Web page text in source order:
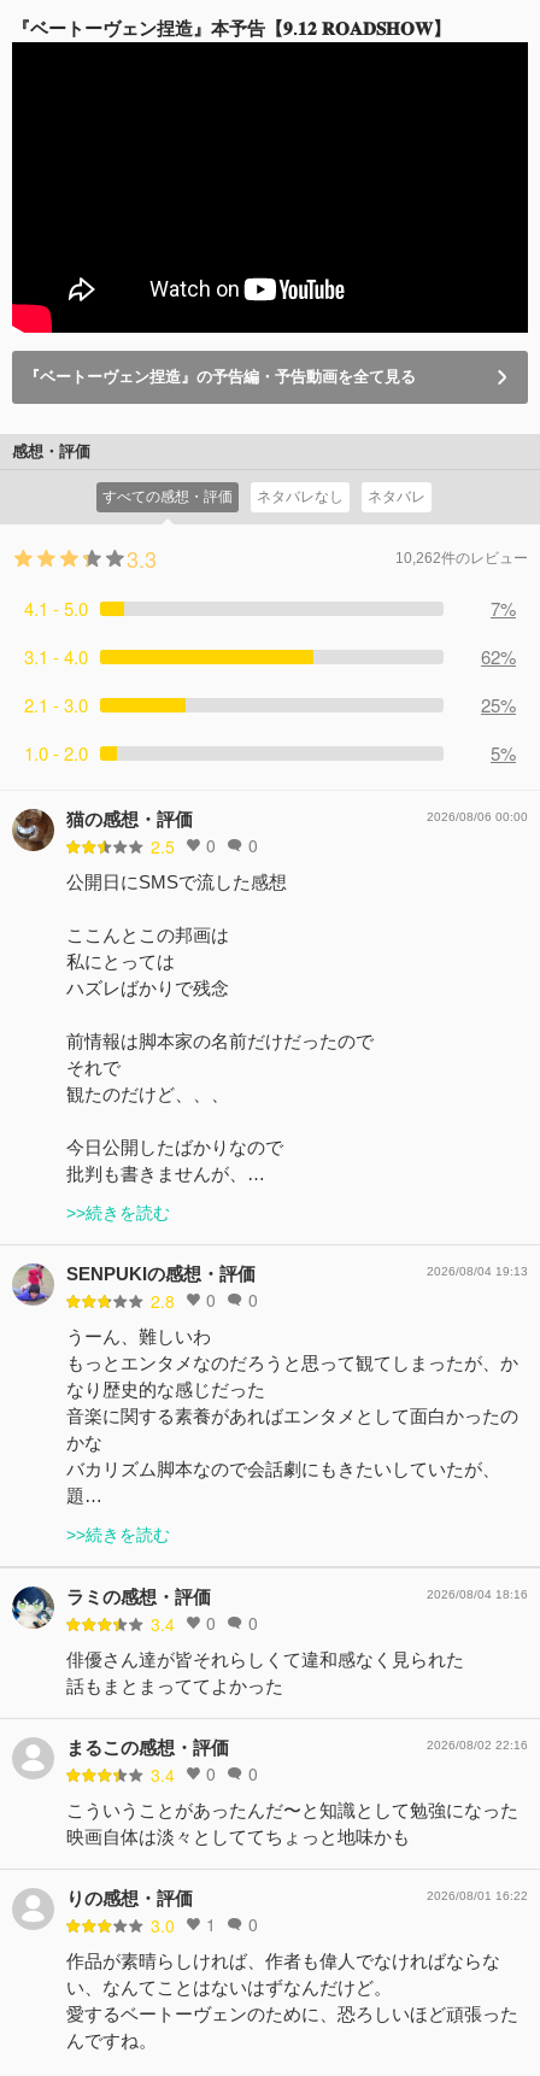
『ベートーヴェン捏造』本予告【𝟗.𝟏𝟐 𝐑𝐎𝐀𝐃𝐒𝐇𝐎𝐖】
『ベートーヴェン捏造』の予告編・予告動画を全て見る
感想・評価
すべての感想・評価 ネタバレなし ネタバレ
3.3 10,262件のレビュー
4.1 - 5.0
7%
3.1 - 4.0
62%
2.1 - 3.0
25%
1.0 - 2.0
5%
猫の感想・評価
2.5 0 0
2026/08/06 00:00
公開日にSMSで流した感想
ここんとこの邦画は
私にとっては
ハズレばかりで残念
前情報は脚本家の名前だけだったので
それで
観たのだけど、、、
今日公開したばかりなので
批判も書きませんが、…
>>続きを読む
SENPUKIの感想・評価
2.8 0 0
2026/08/04 19:13
うーん、難しいわ
もっとエンタメなのだろうと思って観てしまったが、か
なり歴史的な感じだった
音楽に関する素養があればエンタメとして面白かったの
かな
バカリズム脚本なので会話劇にもきたいしていたが、
題…
>>続きを読む
ラミの感想・評価
3.4 0 0
2026/08/04 18:16
俳優さん達が皆それらしくて違和感なく見られた
話もまとまっててよかった
まるこの感想・評価
3.4 0 0
2026/08/02 22:16
こういうことがあったんだ〜と知識として勉強になった
映画自体は淡々としててちょっと地味かも
りの感想・評価
3.0 1 0
2026/08/01 16:22
作品が素晴らしければ、作者も偉人でなければならな
い、なんてことはないはずなんだけど。
愛するベートーヴェンのために、恐ろしいほど頑張った
んですね。